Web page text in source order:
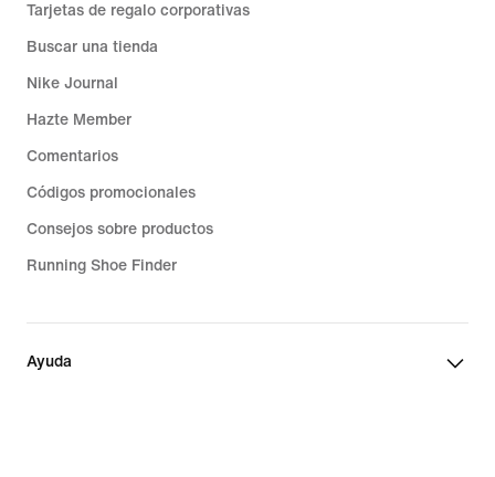
Tarjetas de regalo corporativas
Buscar una tienda
Nike Journal
Hazte Member
Comentarios
Códigos promocionales
Consejos sobre productos
Running Shoe Finder
Ayuda